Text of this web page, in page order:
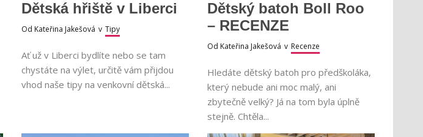
Dětská hřiště v Liberci
Od Kateřina Jakešová v Tipy
Ať už v Liberci bydlíte nebo se tam
chystáte na výlet, určitě vám přijdou
vhod naše tipy na venkovní dětská...
Dětský batoh Boll Roo
– RECENZE
Od Kateřina Jakešová v Recenze
Hledáte dětský batoh pro předškoláka,
který nebude ani moc malý, ani
zbytečně velký? Já na tom byla úplně
stejně. Chtěla...